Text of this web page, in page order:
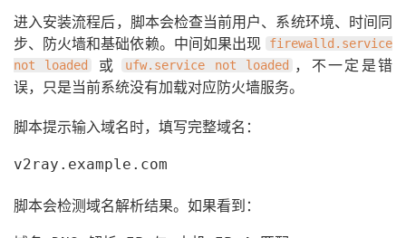
进入安装流程后，脚本会检查当前用户、系统环境、时间同
步、防火墙和基础依赖。中间如果出现
firewalld.service
not loaded
或 ufw.service not loaded
，不一定是错
误，只是当前系统没有加载对应防火墙服务。
脚本提示输入域名时，填写完整域名：
v2ray.example.com
脚本会检测域名解析结果。如果看到：